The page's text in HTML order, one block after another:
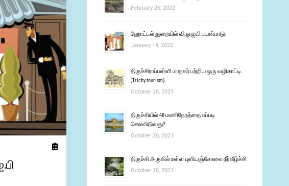
February 26, 2022
ஹோட்டல் துறையில் வி.ஓ.ஐ.பி பயன்பாடு:
January 14, 2022
திருச்சிராப்பள்ளி மாநகர் பற்றிய ஒரு வழிகாட்டி.
(Trichy tourism)
October 20, 2021
திருச்சியில் 48 மணிநேரத்தை எப்படி
செலவிடுவது?
October 20, 2021
திருச்சி அருகில் உள்ள புளியஞ்சோலை நீர்வீழ்ச்சி
October 20, 2021